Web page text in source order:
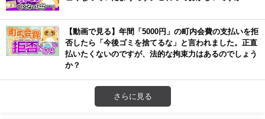
【動画で見る】年間「5000円」の町内会費の支払いを拒
否したら「今後ゴミを捨てるな」と言われました。正直
払いたくないのですが、法的な拘束力はあるのでしょう
か？
さらに見る